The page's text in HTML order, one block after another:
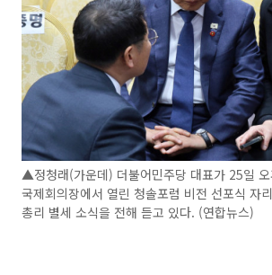
▲정청래(가운데) 더불어민주당 대표가 25일
국제회의장에서 열린 청솔포럼 비전 선포식 자
총리 별세 소식을 전해 듣고 있다. (연합뉴스)